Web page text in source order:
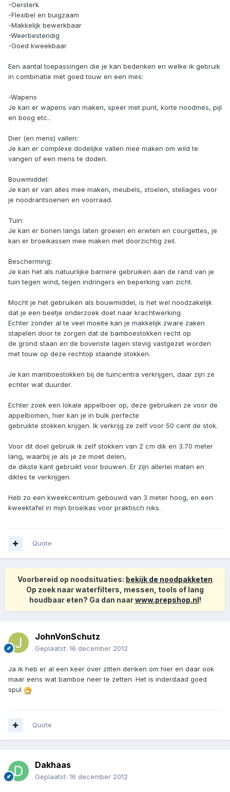
-Oersterk
-Flexibel en buigzaam
-Makkelijk bewerkbaar
-Weerbestendig
-Goed kweekbaar
Een aantal toepassingen die je kan bedenken en welke ik gebruik
in combinatie met goed touw en een mes:
-Wapens
Je kan er wapens van maken, speer met punt, korte noodmes, pijl
en boog etc..
Dier (en mens) vallen:
Je kan er complexe dodelijke vallen mee maken om wild te
vangen of een mens te doden.
Bouwmiddel:
Je kan er van alles mee maken, meubels, stoelen, stellages voor
je noodrantsoenen en voorraad.
Tuin:
Je kan er bonen langs laten groeien en erwten en courgettes, je
kan er broeikassen mee maken met doorzichtig zeil.
Bescherming:
Je kan het als natuurlijke barriere gebruiken aan de rand van je
tuin tegen wind, tegen indringers en beperking van zicht.
Mocht je het gebruiken als bouwmiddel, is het wel noodzakelijk
dat je een beetje onderzoek doet naar krachtwerking.
Echter zonder al te veel moeite kan je makkelijk zware zaken
stapelen door te zorgen dat de bamboestokken recht op
de grond staan en de bovenste lagen stevig vastgezet worden
met touw op deze rechtop staande stokken.
Je kan mamboestokken bij de tuincentra verkrijgen, daar zijn ze
echter wat duurder.
Echter zoek een lokale appelboer op, deze gebruiken ze voor de
appelbomen, hier kan je in bulk perfecte
gebruikte stokken krijgen. Ik verkrijg ze zelf voor 50 cent de stok.
Voor dit doel gebruik ik zelf stokken van 2 cm dik en 3.70 meter
lang, waarbij je als je ze moet delen,
de dikste kant gebruikt voor bouwen. Er zijn allerlei maten en
diktes te verkrijgen.
Heb zo een kweekcentrum gebouwd van 3 meter hoog, en een
kweektafel in mijn broeikas voor praktisch niks.
Quote
Voorbereid op noodsituaties: bekijk de noodpakketen
Op zoek naar waterfilters, messen, tools of lang
houdbaar eten? Ga dan naarwww.prepshop.nl!
JohnVonSchutz
Geplaatst: 16 december 2012
Ja ik heb er al een keer over zitten denken om hier en daar ook
maar eens wat bamboe neer te zetten. Het is inderdaad goed
spul
Quote
Dakhaas
Geplaatst: 16 december 2012